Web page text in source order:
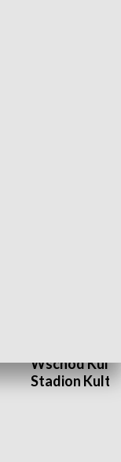
Wschód
Stadion